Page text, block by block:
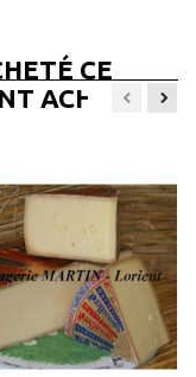
CE
ACHETÉ...